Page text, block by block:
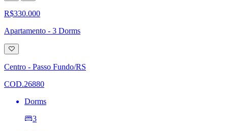
R$330.000
Apartamento - 3 Dorms
Adicionar
à
lista
de
Centro - Passo Fundo/RS
COD.26880
Dorms
3